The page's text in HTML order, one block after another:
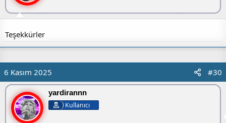
Teşekkürler
6 Kasım 2025 #30
yardirannn
Kullanıcı